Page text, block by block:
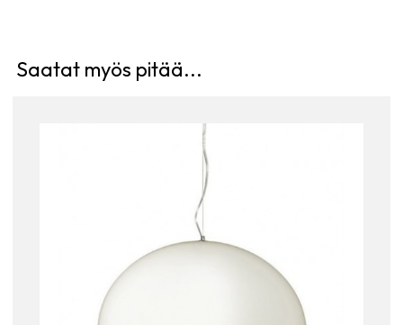
Saatat myös pitää...